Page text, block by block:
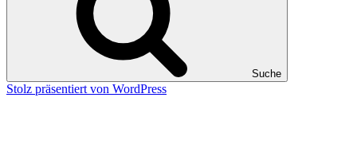
Suche
Stolz präsentiert von WordPress